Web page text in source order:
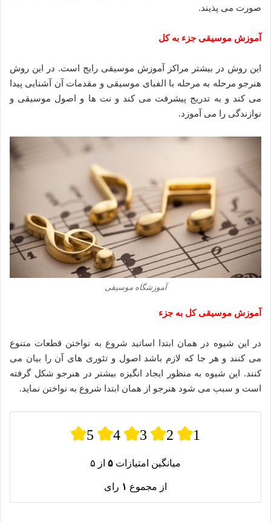
صورت می پذیند.
آموزش موسیقی جزء به کل
این روش در بیشتر مراکز آموزش موسیقی رایج است. در این روش
هنرجو مرحله به مرحله با الفبای موسیقی و مقدمات آن آشنایی پیدا
می کند و به تدریج پیشرفت می کند و نت ها و اصول موسیقی و
نوازندگی را می آموزد.
آموزشگاه موسیقی
آموزش موسیقی کل به جزء
در این شیوه در همان ابتدا اساتید شروع به نواختن قطعات متنوع
می کنند و هر جا که لازم باشد اصول و تئوری های آن را بیان می
کنند. این شیوه به منظور ایجاد انگیزه بیشتر در هنرجو شکل گرفته
است و سبب می شود هنرجو از همان ابتدا شروع به نواختن نماید.
5 4 3 2 1
میانگین امتیازات ۵ از ۵
از مجموع ۱ رای